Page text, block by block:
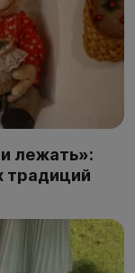
лежать»:
традиций